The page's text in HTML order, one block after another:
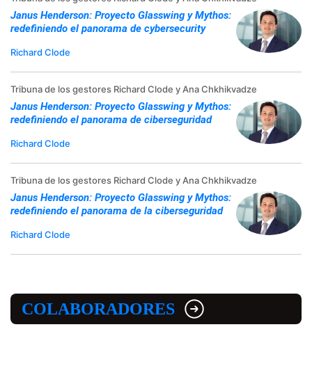
Janus Henderson: Proyecto Glasswing y Mythos:
redefiniendo el panorama de cybersecurity
Richard Clode
Tribuna de los gestores Richard Clode y Ana Chkhikvadze
Janus Henderson: Proyecto Glasswing y Mythos:
redefiniendo el panorama de ciberseguridad
Richard Clode
Tribuna de los gestores Richard Clode y Ana Chkhikvadze
Janus Henderson: Proyecto Glasswing y Mythos:
redefiniendo el panorama de la ciberseguridad
Richard Clode
COLABORADORES